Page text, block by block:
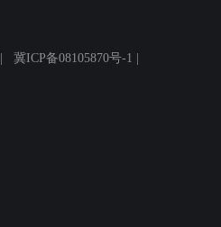
冀ICP备08105870号-1